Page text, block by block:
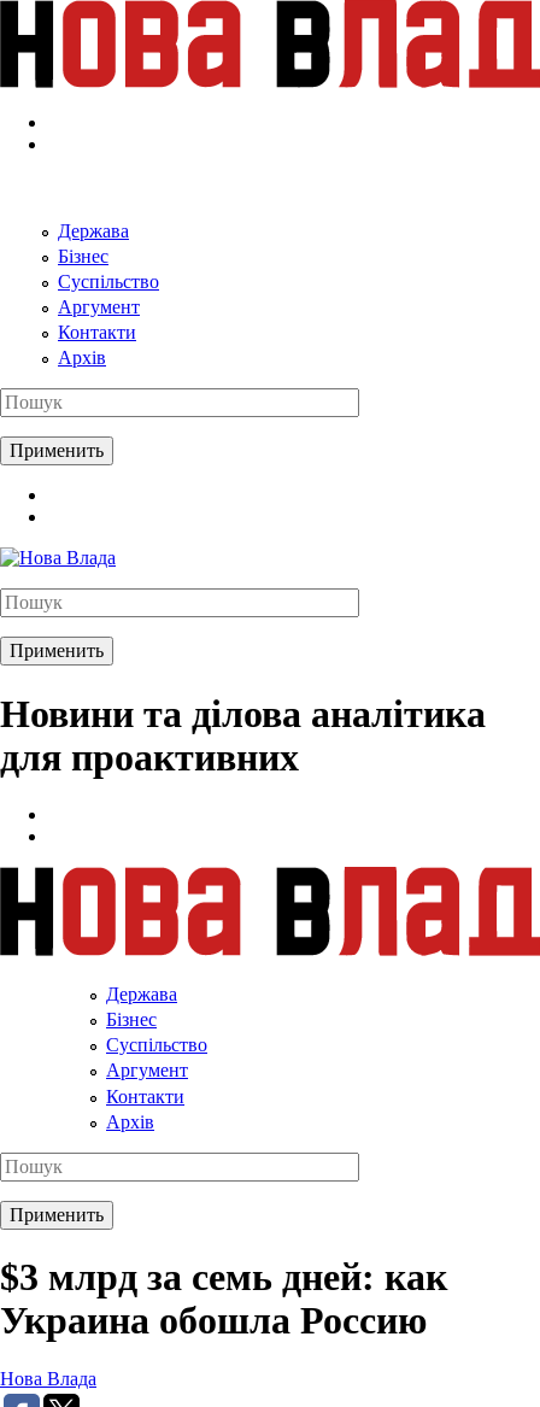
Перейти к основному содержанию
Держава
Бізнес
Суспільство
Аргумент
Контакти
Архів
Новини та ділова аналітика
для проактивних
Держава
Бізнес
Суспільство
Аргумент
Контакти
Архів
$3 млрд за семь дней: как
Украина обошла Россию
Нова Влада